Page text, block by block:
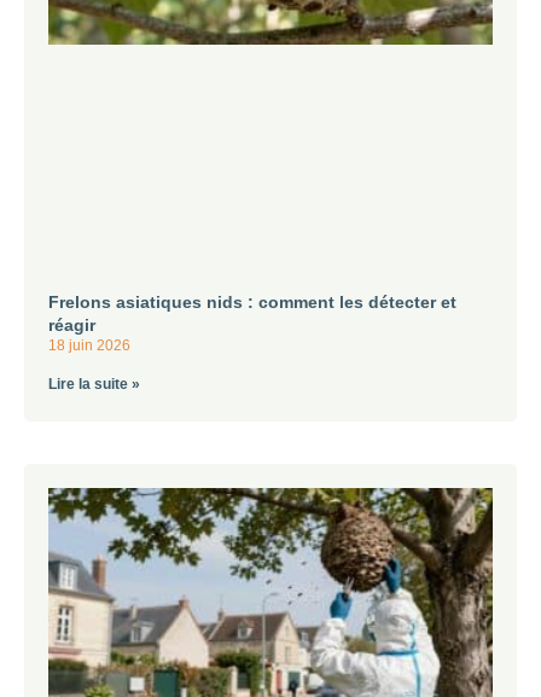
Frelons asiatiques nids : comment les détecter et
réagir
18 juin 2026
Lire la suite »